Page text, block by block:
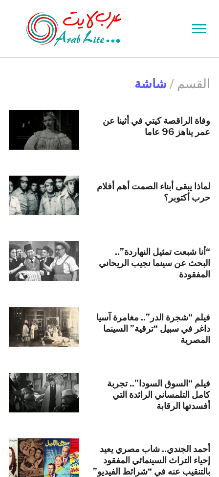
Toggle
navigationالقسم / شاشة
وفاة الراقصة كيتي في أثينا عن
عمر يناهز 96 عاما
لماذا يبقى أبناء الصمت أهم أفلام
حرب أكتوبر؟
“أنا شبعت تمثيل النهاردة”..
البحث عن سينما نجيب الريحاني
المفقودة
فيلم “شجرة الدر”.. مغامرة آسيا
داغر في سبيل “ترقية” السينما
المصرية
فيلم “السوق السودا”.. تجربة
كامل التلمساني الرائدة التي
أفسدتها الرقابة
أحمد الجندي.. شاب مصري يعيد
إحياء التراث السينمائي المفقود
بالتنقيب عنه في “شرائط الفيديو”